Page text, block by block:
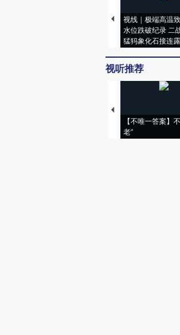
视线｜极端高温
水位跌破纪录 二
猛犸象化石接连
视听推荐
【不唯一答案】
老”